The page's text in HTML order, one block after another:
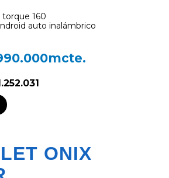
torque 160
auto inalámbrico
ONIX